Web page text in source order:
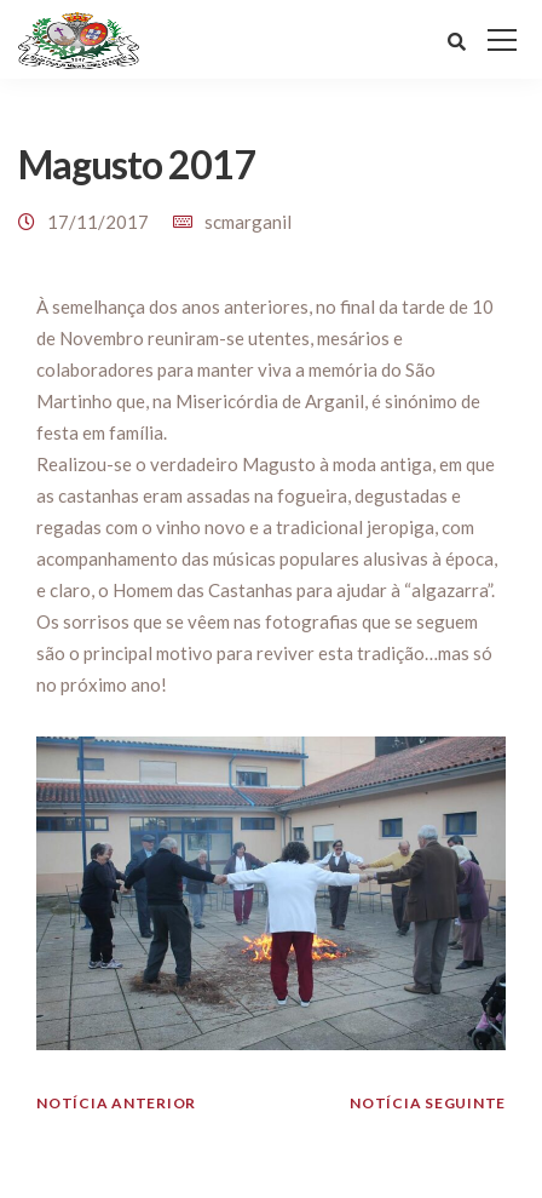
Magusto 2017
17/11/2017 scmarganil
À semelhança dos anos anteriores, no final da tarde de 10
de Novembro reuniram-se utentes, mesários e
colaboradores para manter viva a memória do São
Martinho que, na Misericórdia de Arganil, é sinónimo de
festa em família.
Realizou-se o verdadeiro Magusto à moda antiga, em que
as castanhas eram assadas na fogueira, degustadas e
regadas com o vinho novo e a tradicional jeropiga, com
acompanhamento das músicas populares alusivas à época,
e claro, o Homem das Castanhas para ajudar à “algazarra”.
Os sorrisos que se vêem nas fotografias que se seguem
são o principal motivo para reviver esta tradição…mas só
no próximo ano!
NOTÍCIA ANTERIOR NOTÍCIA SEGUINTE